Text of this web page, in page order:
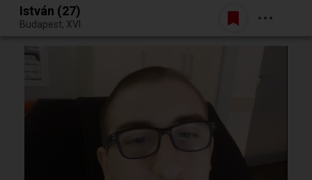
Egy jó randiból bármi lehet.
Belépés
István (27)
Budapest, XVI.